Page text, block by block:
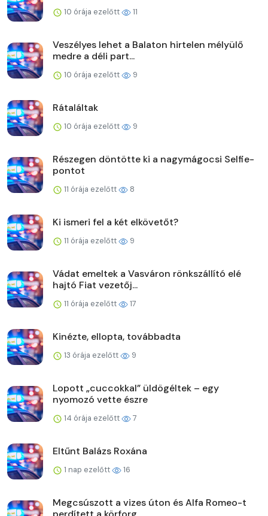
10 órája ezelőtt 11
Veszélyes lehet a Balaton hirtelen mélyülő
medre a déli part...
10 órája ezelőtt 9
Rátaláltak
10 órája ezelőtt 9
Részegen döntötte ki a nagymágocsi Selfie-
pontot
11 órája ezelőtt 8
Ki ismeri fel a két elkövetőt?
11 órája ezelőtt 9
Vádat emeltek a Vasváron rönkszállító elé
hajtó Fiat vezetőj...
11 órája ezelőtt 17
Kinézte, ellopta, továbbadta
13 órája ezelőtt 9
Lopott „cuccokkal” üldögéltek – egy
nyomozó vette észre
14 órája ezelőtt 7
Eltűnt Balázs Roxána
1 nap ezelőtt 16
Megcsúszott a vizes úton és Alfa Romeo-t